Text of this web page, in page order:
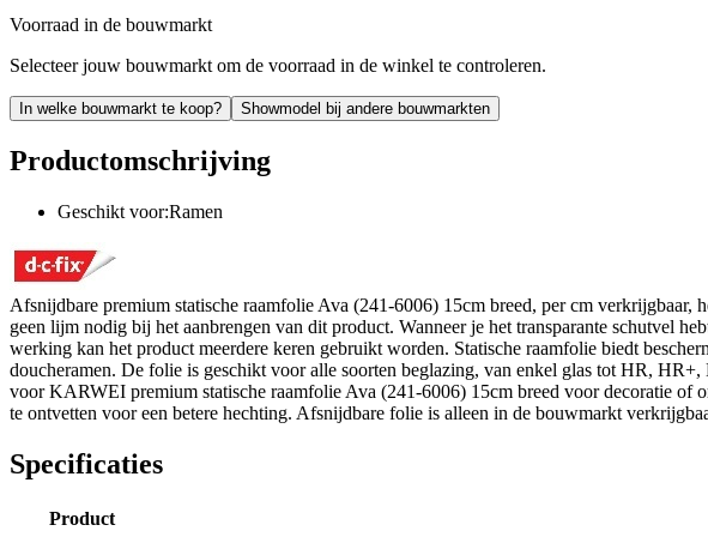
Voorraad in de bouwmarkt
Selecteer jouw bouwmarkt om de voorraad in de winkel te controleren.
In welke bouwmarkt te koop? Showmodel bij andere bouwmarkten
Productomschrijving
Geschikt voor:Ramen
Afsnijdbare premium statische raamfolie Ava (241-6006) 15cm breed, per cm
geen lijm nodig bij het aanbrengen van dit product. Wanneer je het transparante schutvel
werking kan het product meerdere keren gebruikt worden. Statische raamfolie biedt
doucheramen. De folie is geschikt voor alle soorten beglazing, van enkel glas tot HR,
voor KARWEI premium statische raamfolie Ava (241-6006) 15cm breed voor decoratie of
te ontvetten voor een betere hechting. Afsnijdbare folie is alleen in de bouwmarkt
Specificaties
Product